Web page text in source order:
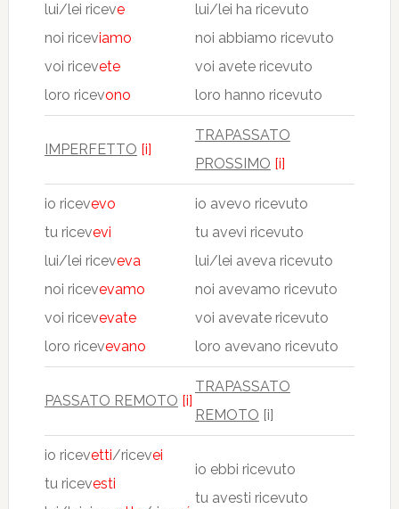
lui/lei riceve
noi riceviamo
voi ricevete
loro ricevono
lui/lei ha ricevuto
noi abbiamo ricevuto
voi avete ricevuto
loro hanno ricevuto
IMPERFETTO [i]
TRAPASSATO
PROSSIMO [i]
io ricevevo
tu ricevevi
lui/lei riceveva
noi ricevevamo
voi ricevevate
loro ricevevano
io avevo ricevuto
tu avevi ricevuto
lui/lei aveva ricevuto
noi avevamo ricevuto
voi avevate ricevuto
loro avevano ricevuto
PASSATO REMOTO [i]
TRAPASSATO
REMOTO [i]
io ricevetti/ricevei
tu ricevesti
io ebbi ricevuto
tu avesti ricevuto